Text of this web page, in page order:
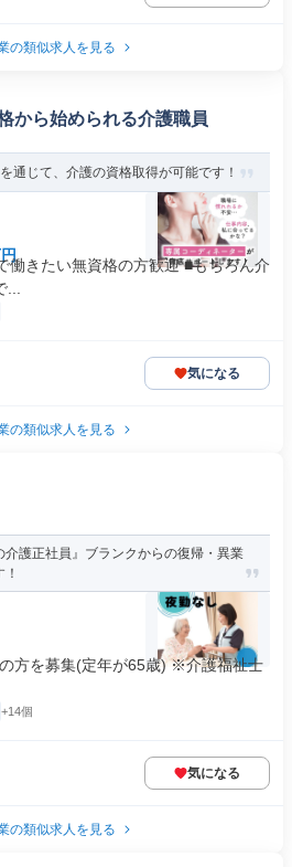
の類似求人を見る
から始められる介護職員
通じて、介護の資格取得が可能です！
働きたい無資格の方歓迎 ■もちろん介
気になる
の類似求人を見る
介護正社員』ブランクからの復帰・異業
方を募集(定年が65歳) ※介護福祉士
+14個
気になる
の類似求人を見る